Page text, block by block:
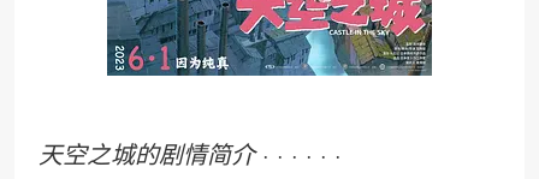
天空之城的剧情简介· · · · · ·